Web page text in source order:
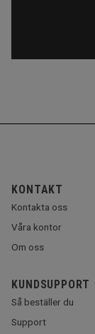
KONTAKT
Kontakta oss
Våra kontor
Om oss
KUNDSUPPORT
Så beställer du
Support